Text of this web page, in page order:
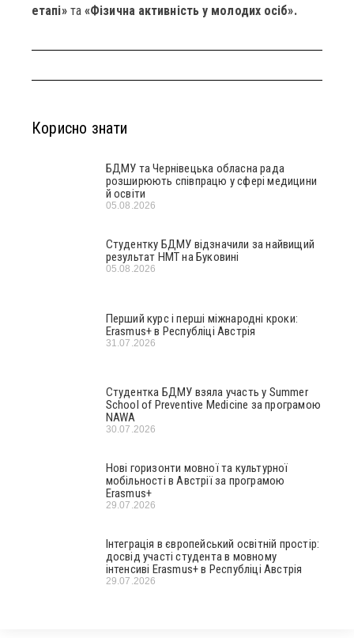
етапі»та«Фізична активність у молодих осіб».
Корисно знати
БДМУ та Чернівецька обласна рада
розширюють співпрацю у сфері медицини
й освіти
05.08.2026
Студентку БДМУ відзначили за найвищий
результат НМТ на Буковині
05.08.2026
Перший курс і перші міжнародні кроки:
Erasmus+ в Республіці Австрія
31.07.2026
Студентка БДМУ взяла участь у Summer
School of Preventive Medicine за програмою
NAWA
30.07.2026
Нові горизонти мовної та культурної
мобільності в Австрії за програмою
Erasmus+
29.07.2026
Інтеграція в європейський освітній простір:
досвід участі студента в мовному
інтенсиві Erasmus+ в Республіці Австрія
29.07.2026